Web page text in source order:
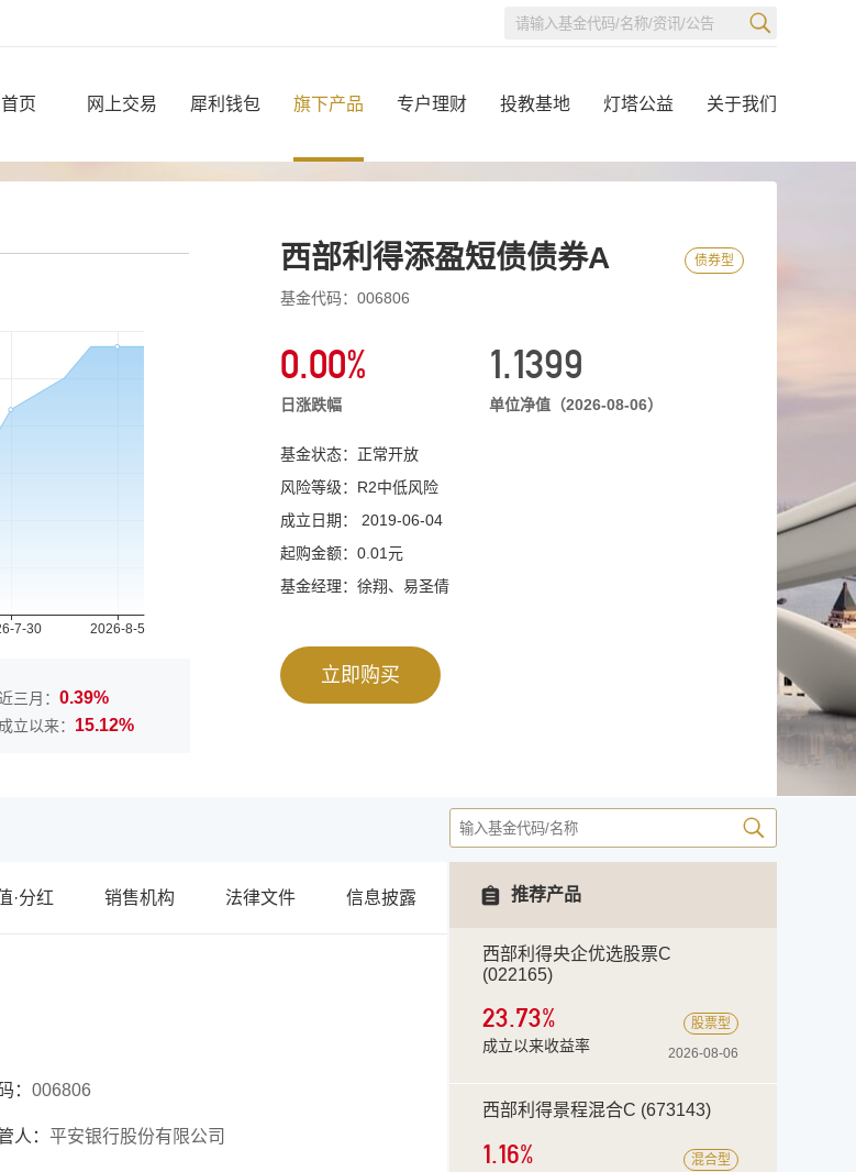
首页 网上交易 犀利钱包 旗下产品 专户理财 投教基地 灯塔公益 关于我们
三月： 0.39%
成立以来： 15.12%
债券型
西部利得添盈短债债券A
基金代码：006806
0.00%
日涨跌幅
1.1399
单位净值（2026-08-06）
基金状态：正常开放
风险等级：R2中低风险
成立日期： 2019-06-04
起购金额：0.01元
基金经理：徐翔、易圣倩
立即购买
·分红 销售机构 法律文件 信息披露
： 006806
人： 平安银行股份有限公司
推荐产品
西部利得央企优选股票C
(022165)
23.73%
成立以来收益率
股票型
2026-08-06
西部利得景程混合C (673143)
1.16%
混合型